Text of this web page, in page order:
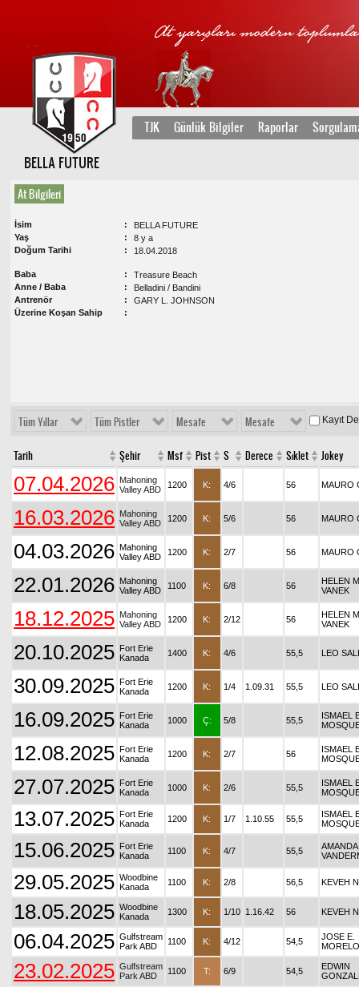
TJK Günlük Bilgiler Raporlar
BELLA FUTURE
At Bilgileri
İsim
BELLA FUTURE
Yaş
8 y a
Doğum Tarihi
18.04.2018
Baba
Treasure Beach
Anne / Baba
Belladini / Bandini
Antrenör
GARY L. JOHNSON
Üzerine Koşan Sahip
Tüm Yıllar Tüm Pistler Mesafe Mesafe Kayıt
Tarih Şehir Msf Pist S Derece Sıklet Jokey
07.04.2026 Mahoning
Valley ABD
1200 K: 4/6 56 MAURO
16.03.2026 Mahoning
Valley ABD
1200 K: 5/6 56 MAURO
04.03.2026 Mahoning
Valley ABD
1200 K: 2/7 56 MAURO
22.01.2026 Mahoning
Valley ABD
1100 K: 6/8 56
HELEN
VANEK
18.12.2025 Mahoning
Valley ABD
1200 K: 2/12 56
HELEN
VANEK
20.10.2025 Fort Erie
Kanada
1400 K: 4/6 55,5 LEO
30.09.2025 Fort Erie
Kanada
1200 K: 1/4 1.09.31 55,5 LEO
16.09.2025 Fort Erie
Kanada
1000 Ç: 5/8 55,5
ISMAEL
12.08.2025 Fort Erie
Kanada
1200 K: 2/7 56
ISMAEL
27.07.2025 Fort Erie
Kanada
1000 K: 2/6 55,5
ISMAEL
13.07.2025 Fort Erie
Kanada
1200 K: 1/7 1.10.55 55,5
ISMAEL
15.06.2025 Fort Erie
Kanada
1100 K: 4/7 55,5
AMANDA
29.05.2025 Woodbine
Kanada
1100 K: 2/8 56,5 KEVEH
18.05.2025 Woodbine
Kanada
1300 K: 1/10 1.16.42 56 KEVEH
06.04.2025 Gulfstream
Park ABD
1100 K: 4/12 54,5
JOSE E.
23.02.2025 Gulfstream
Park ABD
1100 T: 6/9 54,5
EDWIN